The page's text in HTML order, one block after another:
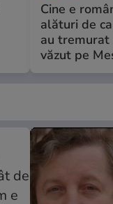
Cine e
alături de
au
văzut pe